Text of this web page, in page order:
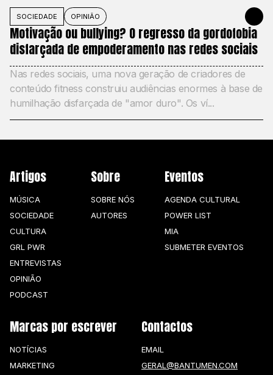
SOCIEDADE OPINIÃO MAY 27,
Motivação ou bullying? O regresso da gordofobia
disfarçada de empoderamento nas redes sociais
Nas redes sociais, uma nova geração de criadores de
conteúdo fitness construiu audiências enormes à base de
humilhação disfarçada de "amor duro". Os ví...
Artigos
MÚSICA
SOCIEDADE
CULTURA
GRL PWR
ENTREVISTAS
OPINIÃO
PODCAST
Sobre
SOBRE NÓS
AUTORES
Eventos
AGENDA CULTURAL
POWER LIST
MIA
SUBMETER EVENTOS
Marcas por escrever
NOTÍCIAS
MARKETING
Contactos
EMAIL
GERAL@BANTUMEN.COM